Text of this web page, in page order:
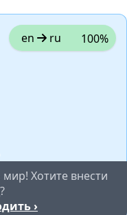
en ru 100%
Хотите внести
›